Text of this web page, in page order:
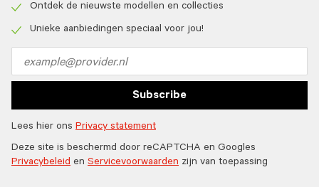
icon
icon
Ontdek de nieuwste modellen en collecties
Unieke aanbiedingen speciaal voor jou!
address
Subscribe
Lees hier ons Privacy statement
Deze site is beschermd door reCAPTCHA en Googles
Privacybeleid en Servicevoorwaarden zijn van toepassing